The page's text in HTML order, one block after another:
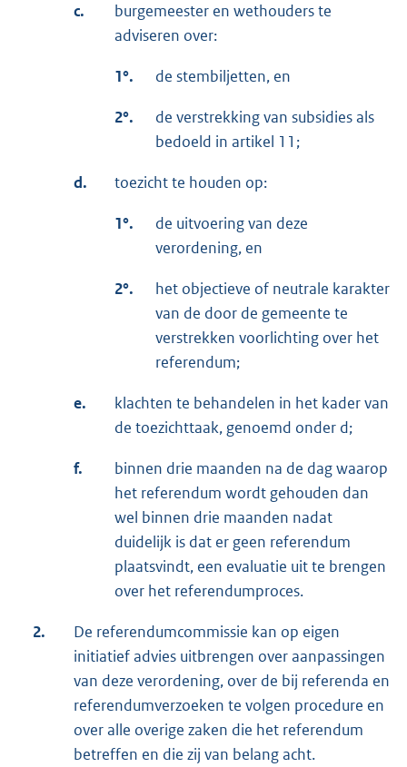
c.
burgemeester en wethouders te
adviseren over:
1°. de stembiljetten, en
2°.
de verstrekking van subsidies als
bedoeld in artikel 11;
d. toezicht te houden op:
1°.
de uitvoering van deze
verordening, en
2°.
het objectieve of neutrale karakter
van de door de gemeente te
verstrekken voorlichting over het
referendum;
e.
klachten te behandelen in het kader van
de toezichttaak, genoemd onder d;
f.
binnen drie maanden na de dag waarop
het referendum wordt gehouden dan
wel binnen drie maanden nadat
duidelijk is dat er geen referendum
plaatsvindt, een evaluatie uit te brengen
over het referendumproces.
2.
De referendumcommissie kan op eigen
initiatief advies uitbrengen over aanpassingen
van deze verordening, over de bij referenda en
referendumverzoeken te volgen procedure en
over alle overige zaken die het referendum
betreffen en die zij van belang acht.